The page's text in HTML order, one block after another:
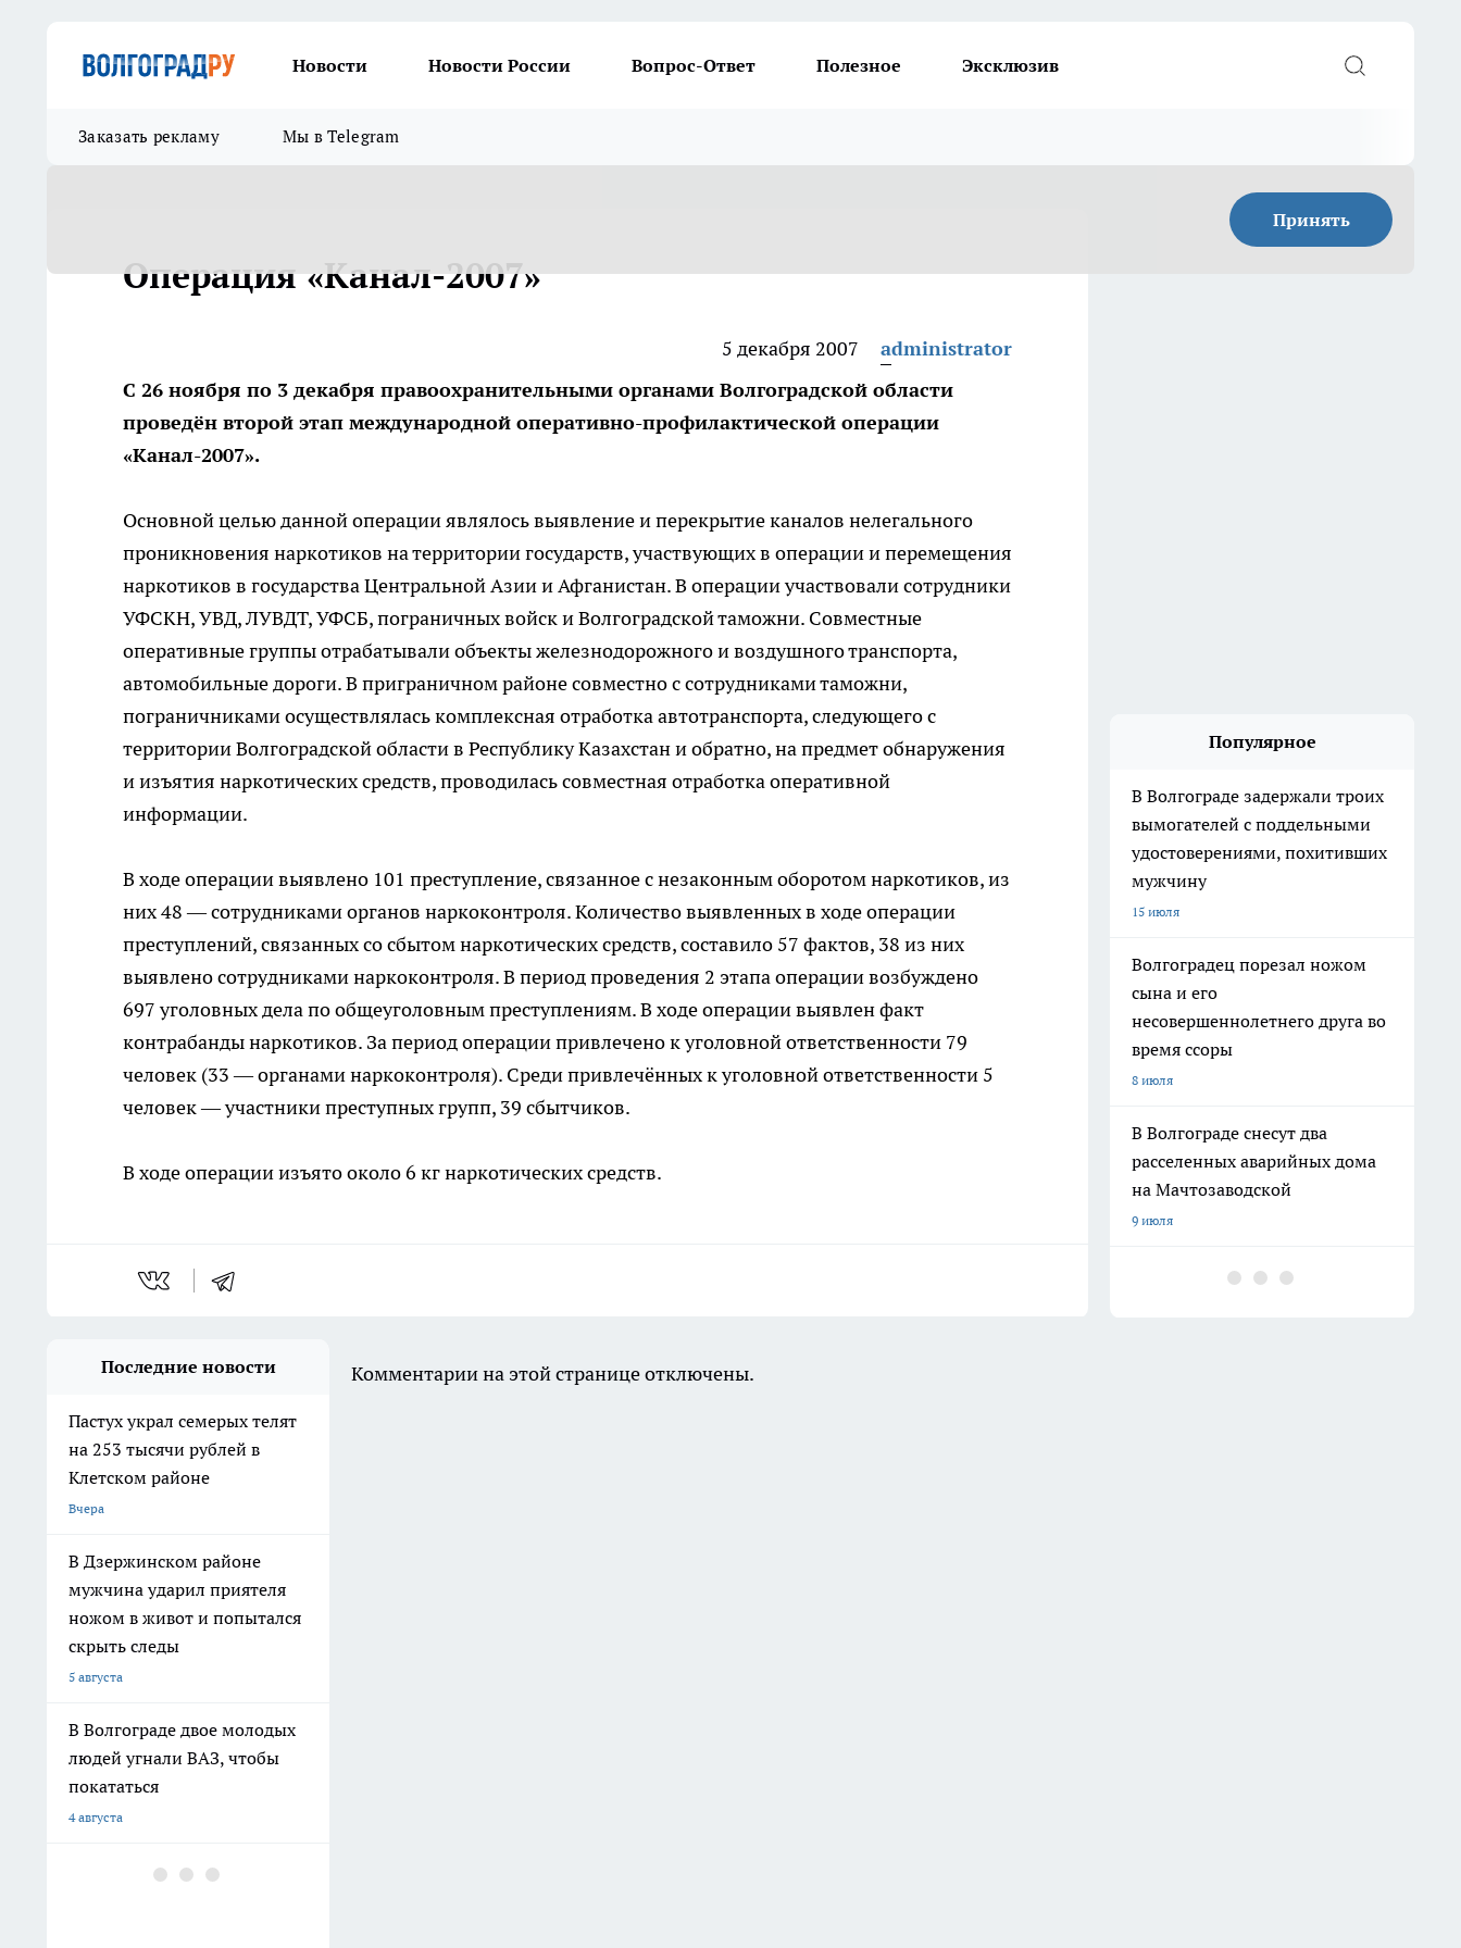
Новости Новости России Вопрос-Ответ Полезное Эксклюзив
Заказать рекламу Мы в Telegram
Принять
Операция «Канал-2007»
5 декабря 2007
administrator
С 26 ноября по 3 декабря правоохранительными органами Волгоградской области
проведён второй этап международной оперативно-профилактической операции
«Канал-2007».
Основной целью данной операции являлось выявление и перекрытие каналов нелегального
проникновения наркотиков на территории государств, участвующих в операции и перемещения
наркотиков в государства Центральной Азии и Афганистан. В операции участвовали сотрудники
УФСКН, УВД, ЛУВДТ, УФСБ, пограничных войск и Волгоградской таможни. Совместные
оперативные группы отрабатывали объекты железнодорожного и воздушного транспорта,
автомобильные дороги. В приграничном районе совместно с сотрудниками таможни,
пограничниками осуществлялась комплексная отработка автотранспорта, следующего с
территории Волгоградской области в Республику Казахстан и обратно, на предмет обнаружения
и изъятия наркотических средств, проводилась совместная отработка оперативной
информации.
В ходе операции выявлено 101 преступление, связанное с незаконным оборотом наркотиков, из
них 48 — сотрудниками органов наркоконтроля. Количество выявленных в ходе операции
преступлений, связанных со сбытом наркотических средств, составило 57 фактов, 38 из них
выявлено сотрудниками наркоконтроля. В период проведения 2 этапа операции возбуждено
697 уголовных дела по общеуголовным преступлениям. В ходе операции выявлен факт
контрабанды наркотиков. За период операции привлечено к уголовной ответственности 79
человек (33 — органами наркоконтроля). Среди привлечённых к уголовной ответственности 5
человек — участники преступных групп, 39 сбытчиков.
В ходе операции изъято около 6 кг наркотических средств.
Популярное
В Волгограде задержали троих
вымогателей с поддельными
удостоверениями, похитивших
мужчину
15 июля
Волгоградец порезал ножом
сына и его
несовершеннолетнего друга во
время ссоры
8 июля
В Волгограде снесут два
расселенных аварийных дома
на Мачтозаводской
9 июля
Последние новости
Пастух украл семерых телят
на 253 тысячи рублей в
Клетском районе
Вчера
В Дзержинском районе
мужчина ударил приятеля
ножом в живот и попытался
скрыть следы
5 августа
В Волгограде двое молодых
людей угнали ВАЗ, чтобы
покататься
4 августа
В Волгограде здание
Комментарии на этой странице отключены.